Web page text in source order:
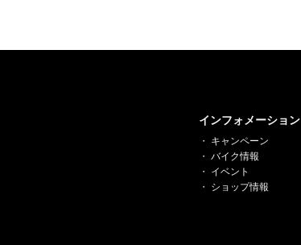
インフォメーション
キャンペーン
バイク情報
イベント
ショップ情報